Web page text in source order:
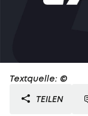
Textquelle: ©
TEILEN